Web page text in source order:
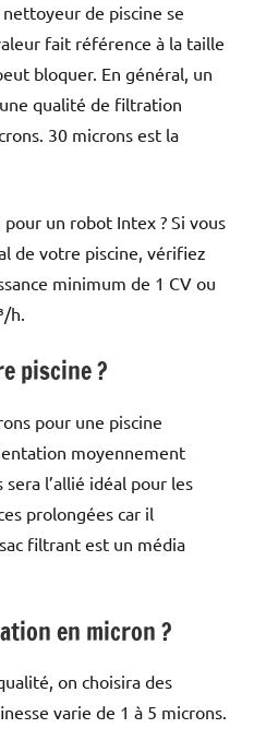
de piscine se
fait référence à la taille
bloquer. En général, un
qualité de filtration
30 microns est la
un robot Intex ? Si vous
de votre piscine, vérifiez
minimum de 1 CV ou
h.
piscine ?
pour une piscine
moyennement
l’allié idéal pour les
prolongées car il
filtrant est un média
en micron ?
on choisira des
varie de 1 à 5 microns.